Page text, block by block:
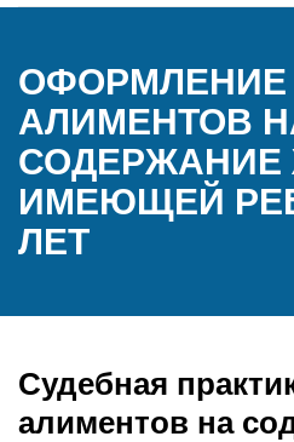
ОФОРМЛЕНИЕ
АЛИМЕНТОВ
ИМЕЮЩЕЙ
ЛЕТ
Судебная
алиментов на